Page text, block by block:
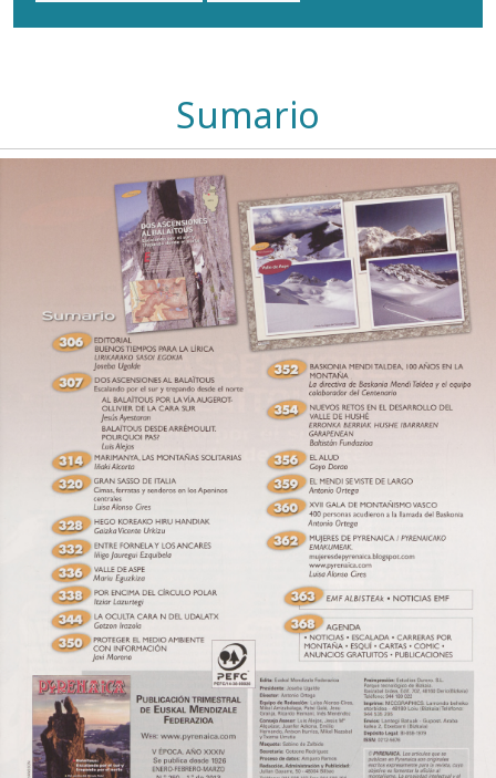
Sumario